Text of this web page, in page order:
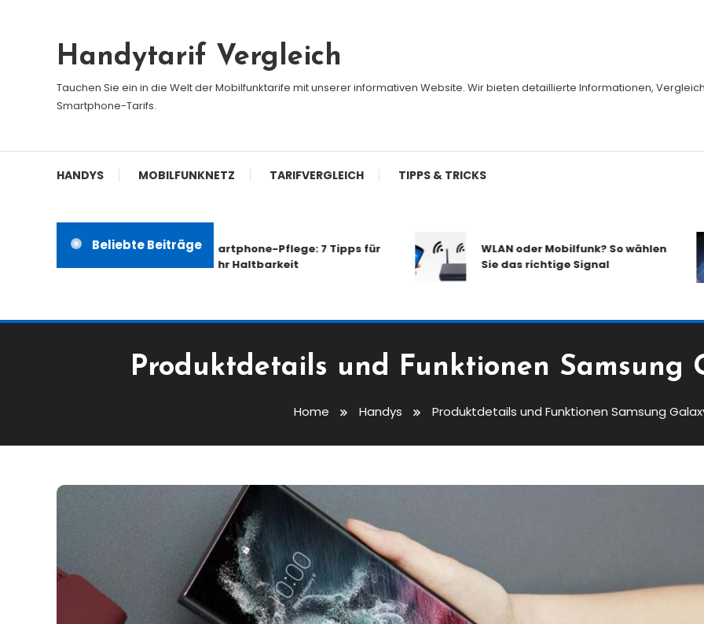
Handytarif Vergleich
Tauchen Sie ein in die Welt der Mobilfunktarife mit unserer informativen Website. Wir bieten detaillierte Informationen,
Smartphone-Tarifs.
HANDYS MOBILFUNKNETZ TARIFVERGLEICH TIPPS & TRICKS
Beliebte BeiträgeSmartphone-Pflege: 7 Tipps für
mehr Haltbarkeit
WLAN oder Mobilfunk? So wählen
Sie das richtige Signal
Produktdetails und Funktionen Samsung
Home Handys Produktdetails und Funktionen Samsung